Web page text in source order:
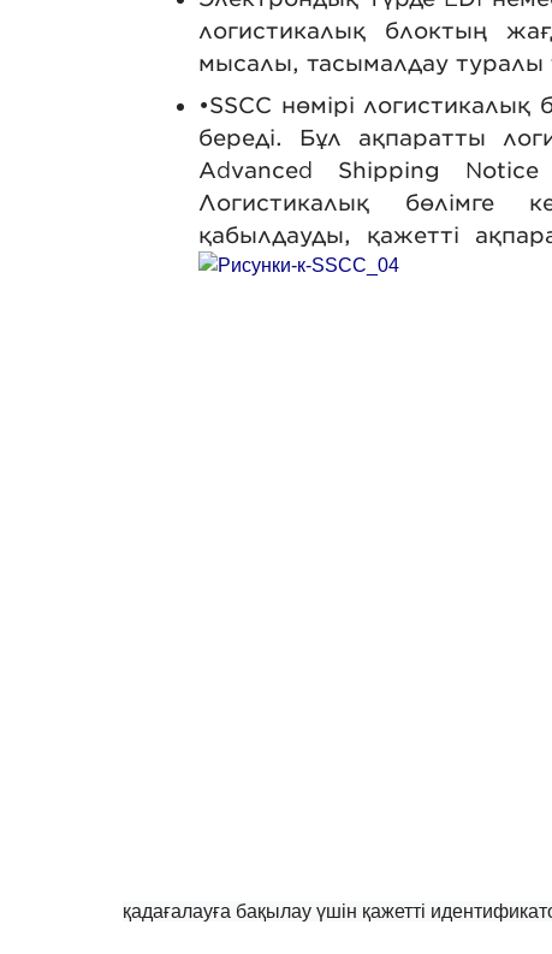
логистикалық блоктың
мысалы, тасымалдау туралы
•SSCC нөмірі
береді. Бұл ақпаратты
Advanced Shipping
Логистикалық бөлімге
қабылдауды, қажетті
қадағалауға бақылау үшін қажетті